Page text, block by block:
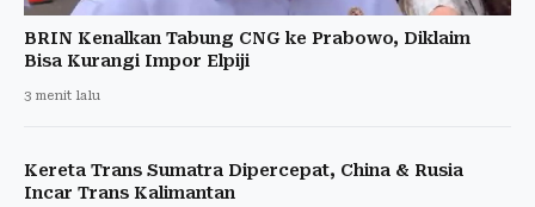
BRIN Kenalkan Tabung CNG ke Prabowo, Diklaim
Bisa Kurangi Impor Elpiji
3 menit lalu
Kereta Trans Sumatra Dipercepat, China & Rusia
Incar Trans Kalimantan